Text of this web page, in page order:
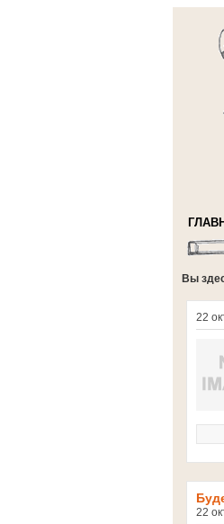
Вы
22
22